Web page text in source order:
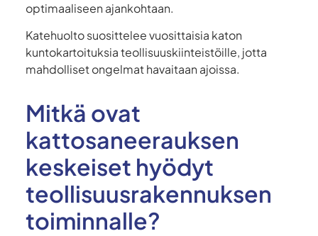
optimaaliseen ajankohtaan.
Katehuolto suosittelee vuosittaisia katon
kuntokartoituksia teollisuuskiinteistöille, jotta
mahdolliset ongelmat havaitaan ajoissa.
Mitkä ovat
kattosaneerauksen
keskeiset hyödyt
teollisuusrakennuksen
toiminnalle?